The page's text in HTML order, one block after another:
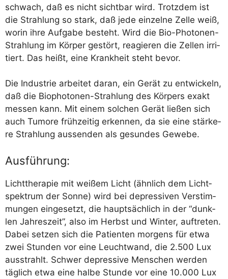
schwach, daß es nicht sicht­bar wird. Trotz­dem ist
die Strah­lung so stark, daß jede ein­zel­ne Zel­le weiß,
wor­in ihre Auf­ga­be besteht. Wird die Bio-Pho­to­nen-
Strah­lung im Kör­per gestört, reagie­ren die Zel­len irri­
tiert. Das heißt, eine Krank­heit steht bevor.
Die Indus­trie arbei­tet dar­an, ein Gerät zu ent­wi­ckeln,
daß die Bio­pho­to­nen-Strah­lung des Kör­pers exakt
mes­sen kann. Mit einem sol­chen Gerät lie­ßen sich
auch Tumo­re früh­zei­tig erken­nen, da sie eine stär­ke­
re Strah­lung aus­sen­den als gesun­des Gewebe.
Ausführung:
Licht­the­ra­pie mit wei­ßem Licht (ähn­lich dem Licht­
spek­trum der Son­ne) wird bei depres­si­ven Ver­stim­
mun­gen ein­ge­setzt, die haupt­säch­lich in der “dunk­
len Jah­res­zeit”, also im Herbst und Win­ter, auf­tre­ten.
Dabei set­zen sich die Pati­en­ten mor­gens für etwa
zwei Stun­den vor eine Leucht­wand, die 2.500 Lux
aus­strahlt. Schwer depres­si­ve Men­schen wer­den
täg­lich etwa eine hal­be Stun­de vor eine 10.000 Lux